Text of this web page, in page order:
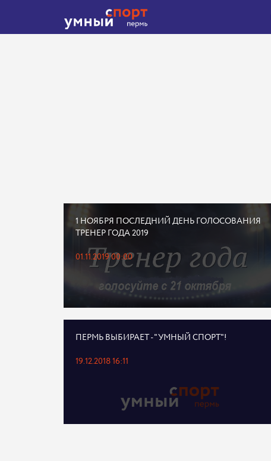
1 НОЯБРЯ ПОСЛЕДНИЙ ДЕНЬ ГОЛОСОВАНИЯ
ТРЕНЕР ГОДА 2019
01.11.2019 00:00
ПЕРМЬ ВЫБИРАЕТ - "УМНЫЙ СПОРТ"!
19.12.2018 16:11